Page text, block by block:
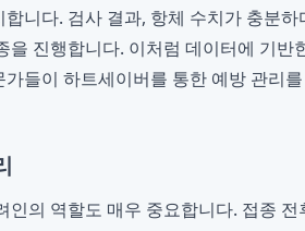
니다. 검사 결과, 항체 수치가 충분하
을 진행합니다. 이처럼 데이터에 기반
들이 하트세이버를 통한 예방 관리를
의 역할도 매우 중요합니다. 접종 전